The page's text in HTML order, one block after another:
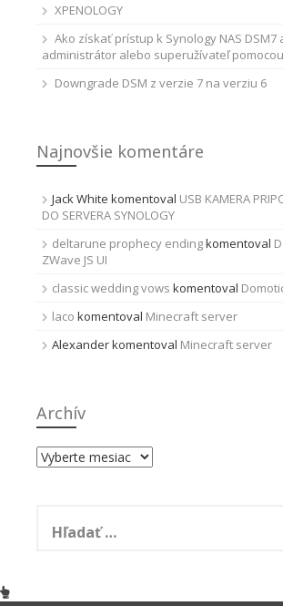
XPENOLOGY
Ako získať prístup k Synology NAS DSM7
administrátor alebo superužívateľ pomocou
Downgrade DSM z verzie 7 na verziu 6
Najnovšie komentáre
Jack White komentoval USB KAMERA
DO SERVERA SYNOLOGY
deltarune prophecy endingkomentoval
ZWave JS UI
classic wedding vows komentoval
laco komentoval Minecraft server
Alexanderkomentoval Minecraft server
Archív
Archív